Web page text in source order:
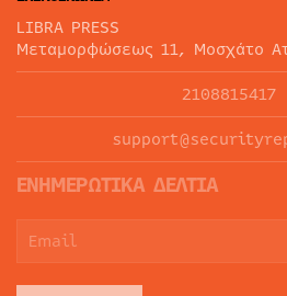
LIBRA PRESS
Μεταμορφώσεως 11, Μοσχάτο
2108815417
ΕΝΗΜΕΡΩΤΙΚΑ ΔΕΛΤΙΑ